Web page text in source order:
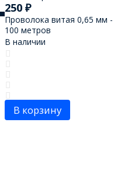
250 ₽
Проволока витая 0,65 мм -
100 метров
В наличии
В корзину